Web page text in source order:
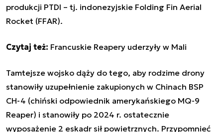
produkcji PTDI – tj. indonezyjskie Folding Fin Aerial
Rocket (FFAR).
Czytaj też: Francuskie Reapery uderzyły w Mali
Tamtejsze wojsko dąży do tego, aby rodzime drony
stanowiły uzupełnienie zakupionych w Chinach BSP
CH-4 (chiński odpowiednik amerykańskiego MQ-9
Reaper) i stanowiły po 2024 r. ostatecznie
wyposażenie 2 eskadr sił powietrznych. Przypomnieć